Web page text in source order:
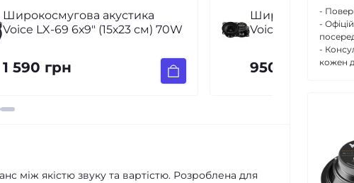
Широкосмугова акустика
Voice LX-100 4″ (10 см) 40W
950 грн
Широкосмугова
Voice LX-165 6-
1 280 грн
між якістю звуку та вартістю. Розроблена для
-
-
-
кожен